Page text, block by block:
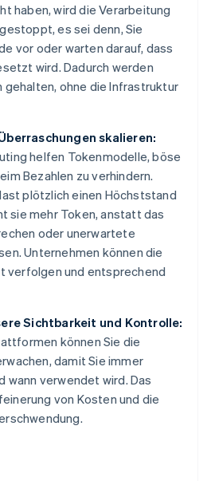
haben, wird die Verarbeitung
es sei denn, Sie
vor oder warten darauf, dass
wird. Dadurch werden
gehalten, ohne die Infrastruktur
skalieren:
helfen Tokenmodelle, böse
Bezahlen zu verhindern.
plötzlich einen Höchststand
sie mehr Token, anstatt das
oder unerwartete
Unternehmen können die
verfolgen und entsprechend
Sichtbarkeit und Kontrolle:
können Sie die
damit Sie immer
wann verwendet wird. Das
von Kosten und die